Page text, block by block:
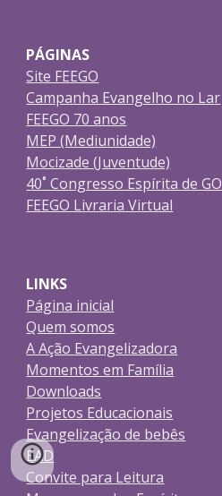
PÁGINAS
Site FEEGO
Campanha Evangelho no Lar
FEEGO 70 anos
MEP (Mediunidade)
Mocizade (Juventude)
40˚ Congresso Espírita de GO
FEEGO Livraria Virtual
LINKS
Página inicial
Quem somos
A Ação Evangelizadora
Momentos em Família
Downloads
Projetos Educacionais
Evangelização de bebês
EAD
Convite para Leitura